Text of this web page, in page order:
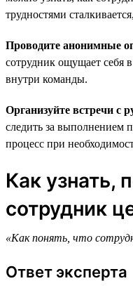
трудностями
Проводите анонимные
сотрудник ощущает себя
внутри команды.
Организуйте встречи с
следить за выполнением
процесс при
Как узнать,
сотрудник
«Как понять, что
Ответ эксперта